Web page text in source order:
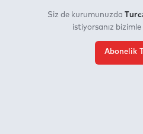
Siz de kurumunuzda
istiyorsanız
Abonelik